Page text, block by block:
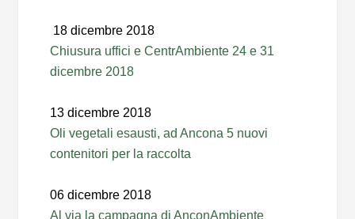
18 dicembre 2018
Chiusura uffici e CentrAmbiente 24 e 31
dicembre 2018
13 dicembre 2018
Oli vegetali esausti, ad Ancona 5 nuovi
contenitori per la raccolta
06 dicembre 2018
Al via la campagna di AnconAmbiente